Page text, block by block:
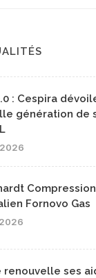
: Cespira
génération de
Fornovo Gas
renouvelle ses